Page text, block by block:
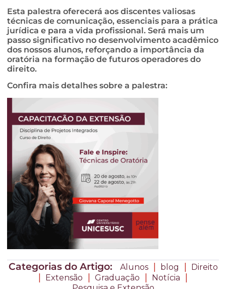
Esta palestra oferecerá aos discentes valiosas
técnicas de comunicação, essenciais para a prática
jurídica e para a vida profissional. Será mais um
passo significativo no desenvolvimento acadêmico
dos nossos alunos, reforçando a importância da
oratória na formação de futuros operadores do
direito.
Confira mais detalhes sobre a palestra:
Categorias do Artigo: Alunos | blog | Direito
| Extensão | Graduação | Notícia |